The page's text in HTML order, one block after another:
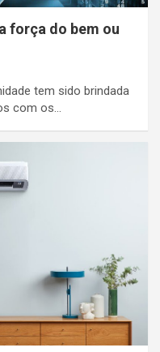
força do bem ou
tem sido brindada
com os…